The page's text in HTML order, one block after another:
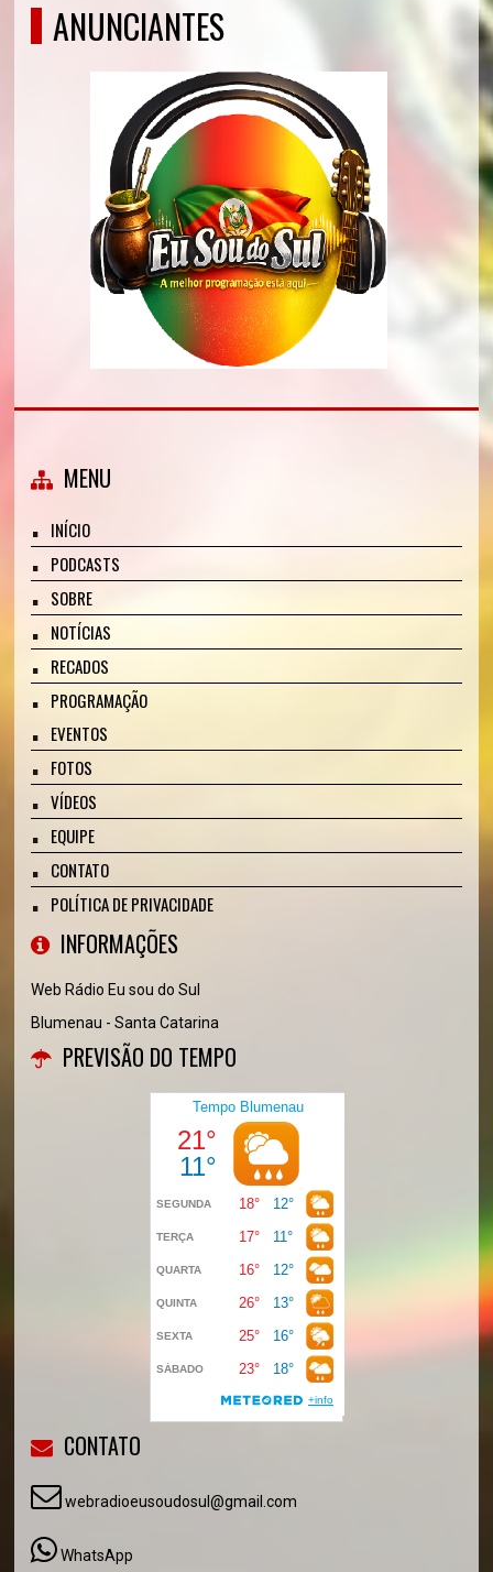
ANUNCIANTES
MENU
INÍCIO
PODCASTS
SOBRE
NOTÍCIAS
RECADOS
PROGRAMAÇÃO
EVENTOS
FOTOS
VÍDEOS
EQUIPE
CONTATO
POLÍTICA DE PRIVACIDADE
INFORMAÇÕES
Web Rádio Eu sou do Sul
Blumenau - Santa Catarina
PREVISÃO DO TEMPO
CONTATO
webradioeusoudosul@gmail.com
WhatsApp